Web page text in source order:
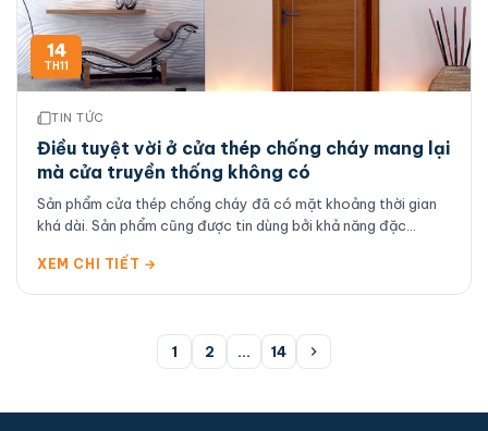
14
TH11
TIN TỨC
Điều tuyệt vời ở cửa thép chống cháy mang lại
mà cửa truyền thống không có
Sản phẩm cửa thép chống cháy đã có mặt khoảng thời gian
khá dài. Sản phẩm cũng được tin dùng bởi khả năng đặc...
XEM CHI TIẾT →
Phân trang bài viết
1 2 … 14